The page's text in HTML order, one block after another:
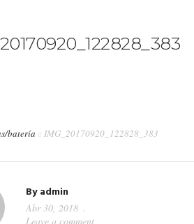
batería IMG_20170920_122828_383
Byadmin
Abr 30, 2018
Leave a comment